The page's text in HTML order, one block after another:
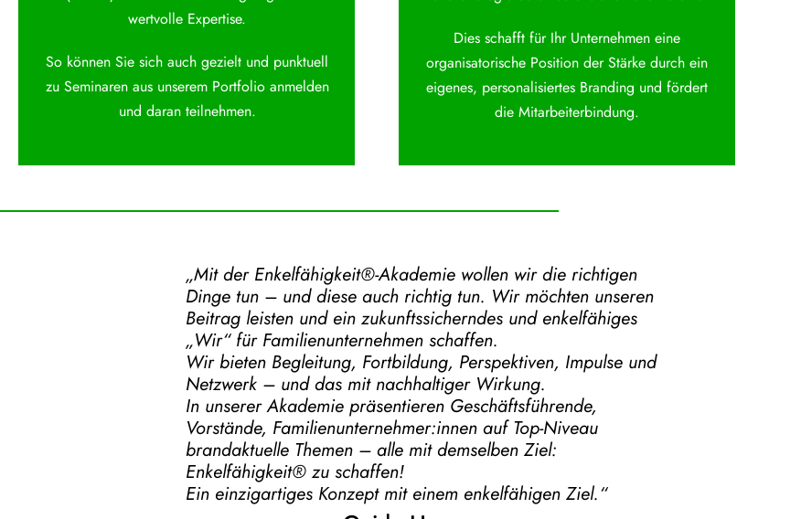
wertvolle Expertise.
So können Sie sich auch gezielt und punktuell
zu Seminaren aus unserem Portfolio anmelden
und daran teilnehmen.
Dies schafft für Ihr Unternehmen eine
organisatorische Position der Stärke durch ein
eigenes, personalisiertes Branding und fördert
die Mitarbeiterbindung.
„Mit der Enkelfähigkeit®-Akademie wollen wir die richtigen
Dinge tun – und diese auch richtig tun. Wir möchten unseren
Beitrag leisten und ein zukunftssicherndes und enkelfähiges
„Wir“ für Familienunternehmen schaffen.
Wir bieten Begleitung, Fortbildung, Perspektiven, Impulse und
Netzwerk – und das mit nachhaltiger Wirkung.
In unserer Akademie präsentieren Geschäftsführende,
Vorstände, Familienunternehmer:innen auf Top-Niveau
brandaktuelle Themen – alle mit demselben Ziel:
Enkelfähigkeit® zu schaffen!
Ein einzigartiges Konzept mit einem enkelfähigen Ziel.“